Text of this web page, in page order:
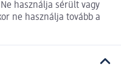
Ne használja sérült vagy
ne használja tovább a